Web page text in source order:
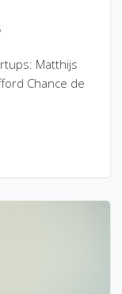
Matthijs
Chance de